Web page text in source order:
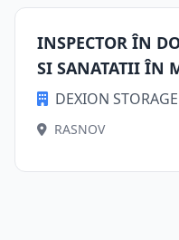
INSPECTOR ÎN
SI SANATATII ÎN
DEXION
RASNOV